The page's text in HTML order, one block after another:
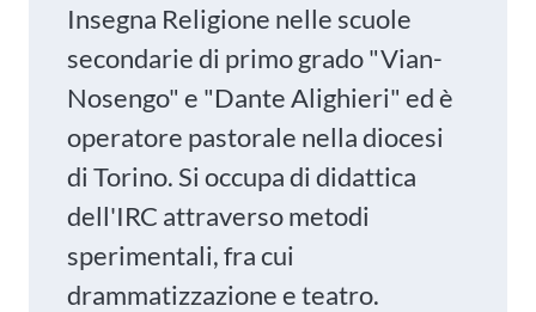
Insegna Religione nelle scuole
secondarie di primo grado "Vian-
Nosengo" e "Dante Alighieri" ed è
operatore pastorale nella diocesi
di Torino. Si occupa di didattica
dell'IRC attraverso metodi
sperimentali, fra cui
drammatizzazione e teatro.